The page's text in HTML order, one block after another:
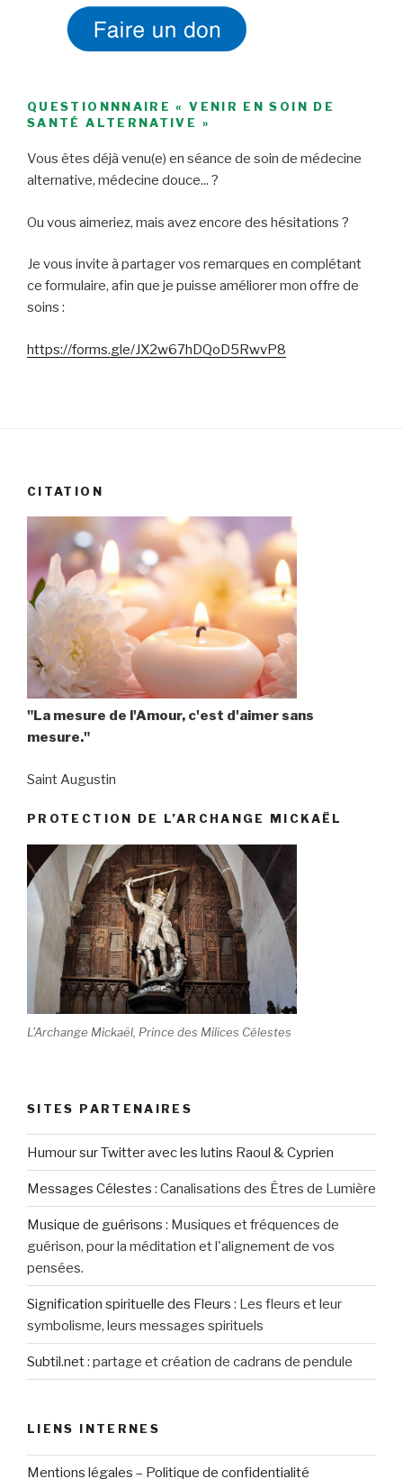
QUESTIONNNAIRE « VENIR EN SOIN DE
SANTÉ ALTERNATIVE »
Vous êtes déjà venu(e) en séance de soin de médecine
alternative, médecine douce... ?
Ou vous aimeriez, mais avez encore des hésitations ?
Je vous invite à partager vos remarques en complétant
ce formulaire, afin que je puisse améliorer mon offre de
soins :
https://forms.gle/JX2w67hDQoD5RwvP8
CITATION
"La mesure de l'Amour, c'est d'aimer sans
mesure."
Saint Augustin
PROTECTION DE L’ARCHANGE MICKAËL
L'Archange Mickaël, Prince des Milices Célestes
SITES PARTENAIRES
Humour sur Twitter avec les lutins Raoul & Cyprien
Messages Célestes : Canalisations des Êtres de Lumière
Musique de guérisons : Musiques et fréquences de
guérison, pour la méditation et l'alignement de vos
pensées.
Signification spirituelle des Fleurs : Les fleurs et leur
symbolisme, leurs messages spirituels
Subtil.net: partage et création de cadrans de pendule
LIENS INTERNES
Mentions légales – Politique de confidentialité